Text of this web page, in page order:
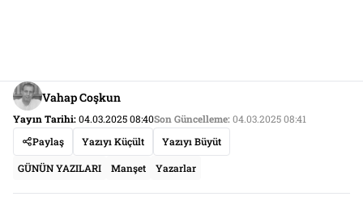
Vahap Coşkun
Yayın Tarihi:04.03.2025 08:40Son Güncelleme:04.03.2025 08:41
Paylaş
Yazıyı Küçült Yazıyı Büyüt
GÜNÜN YAZILARI Manşet Yazarlar